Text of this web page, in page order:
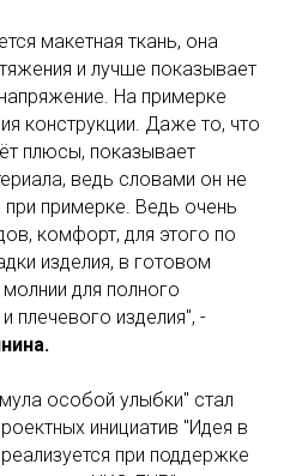
макетная ткань, она
и лучше показывает
На примерке
конструкции. Даже то, что
плюсы, показывает
ведь словами он не
примерке. Ведь очень
комфорт, для этого по
изделия, в готовом
для полного
плечевого изделия", -
особой улыбки" стал
инициатив "Идея в
при поддержке